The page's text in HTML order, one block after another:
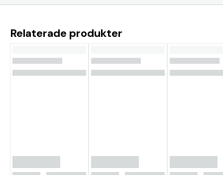
Relaterade produkter